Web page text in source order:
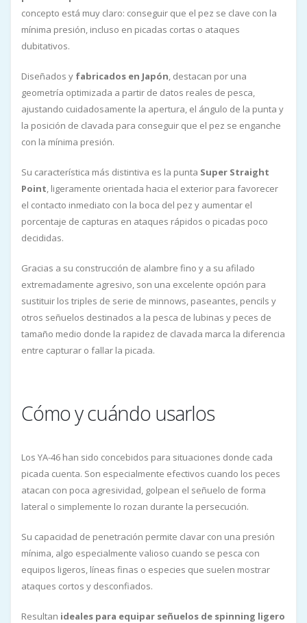
concepto está muy claro: conseguir que el pez se clave con la
mínima presión, incluso en picadas cortas o ataques
dubitativos.
Diseñados y fabricados en Japón, destacan por una
geometría optimizada a partir de datos reales de pesca,
ajustando cuidadosamente la apertura, el ángulo de la punta y
la posición de clavada para conseguir que el pez se enganche
con la mínima presión.
Su característica más distintiva es la punta Super Straight
Point, ligeramente orientada hacia el exterior para favorecer
el contacto inmediato con la boca del pez y aumentar el
porcentaje de capturas en ataques rápidos o picadas poco
decididas.
Gracias a su construcción de alambre fino y a su afilado
extremadamente agresivo, son una excelente opción para
sustituir los triples de serie de minnows, paseantes, pencils y
otros señuelos destinados a la pesca de lubinas y peces de
tamaño medio donde la rapidez de clavada marca la diferencia
entre capturar o fallar la picada.
Cómo y cuándo usarlos
Los YA-46 han sido concebidos para situaciones donde cada
picada cuenta. Son especialmente efectivos cuando los peces
atacan con poca agresividad, golpean el señuelo de forma
lateral o simplemente lo rozan durante la persecución.
Su capacidad de penetración permite clavar con una presión
mínima, algo especialmente valioso cuando se pesca con
equipos ligeros, líneas finas o especies que suelen mostrar
ataques cortos y desconfiados.
Resultan ideales para equipar señuelos de spinning ligero